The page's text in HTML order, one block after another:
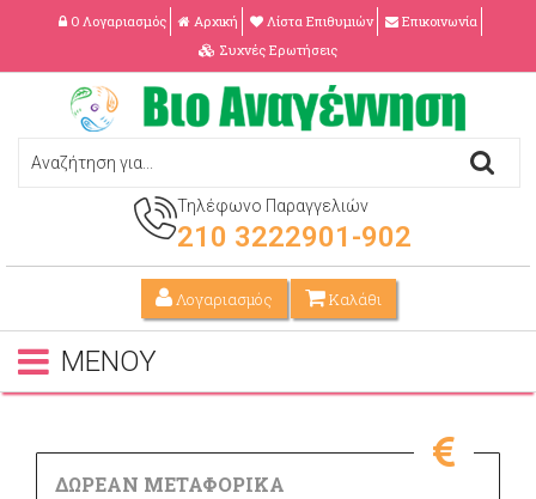
Ο Λογαριασμός Αρχική Λίστα Επιθυμιών
Επικοινωνία
Συχνές Ερωτήσεις
Τηλέφωνο Παραγγελιών
210 3222901-902
Λογαριασμός Καλάθι
ΜΕΝΟΥ
ΔΩΡΕΑΝ ΜΕΤΑΦΟΡΙΚΑ